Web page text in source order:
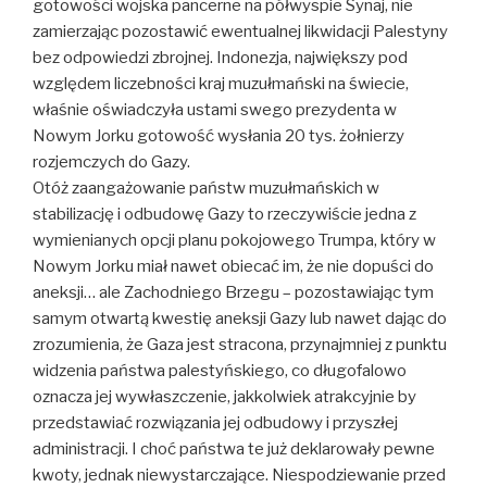
gotowości wojska pancerne na półwyspie Synaj, nie
zamierzając pozostawić ewentualnej likwidacji Palestyny
bez odpowiedzi zbrojnej. Indonezja, największy pod
względem liczebności kraj muzułmański na świecie,
właśnie oświadczyła ustami swego prezydenta w
Nowym Jorku gotowość wysłania 20 tys. żołnierzy
rozjemczych do Gazy.
Otóż zaangażowanie państw muzułmańskich w
stabilizację i odbudowę Gazy to rzeczywiście jedna z
wymienianych opcji planu pokojowego Trumpa, który w
Nowym Jorku miał nawet obiecać im, że nie dopuści do
aneksji… ale Zachodniego Brzegu – pozostawiając tym
samym otwartą kwestię aneksji Gazy lub nawet dając do
zrozumienia, że Gaza jest stracona, przynajmniej z punktu
widzenia państwa palestyńskiego, co długofalowo
oznacza jej wywłaszczenie, jakkolwiek atrakcyjnie by
przedstawiać rozwiązania jej odbudowy i przyszłej
administracji. I choć państwa te już deklarowały pewne
kwoty, jednak niewystarczające. Niespodziewanie przed